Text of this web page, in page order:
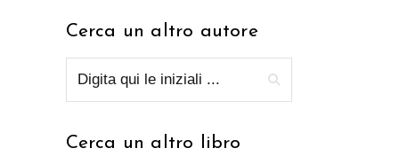
Cerca un altro autore
Cerca un altro libro